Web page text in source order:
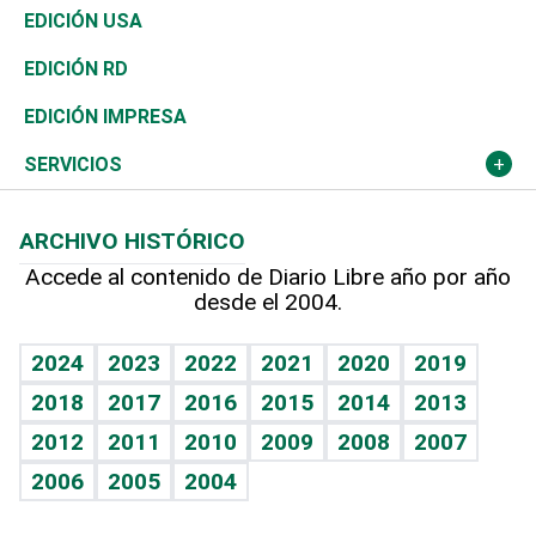
Reportajes
África
Ocenanía
Caribe
Resto del mundo
Vivienda
Telecom.
Global y variable
Economía personal
Buena Vida
Sociales
Novedades
Podcast Arte Libre
Hablando con el pediatra
Vida y familia
Eñe
Celebrando la vida
Sin complejos
Ciclismo
Tenis
Olimpismo
Más deportes
Línea de hit
TBT Deportivo
En Directo
El Espía
Noticiero Poteleche
Columnistas
Más firmas
Tecnología
Historia
Martes de tecnología
Cambio climático
Economía
Revista
Deportes
Opinión
Hecho en casa
Guía del dinero
EDICIÓN USA
EDICIÓN RD
EDICIÓN IMPRESA
SERVICIOS
Cumpleaños
Horóscopos
Crucigramas
ARCHIVO HISTÓRICO
Accede al contenido de Diario Libre año por año
desde el 2004.
2024 2023 2022 2021 2020
2019
2018
2017 2016 2015 2014
2013
2012
2011 2010 2009 2008
2007
2006
2005 2004